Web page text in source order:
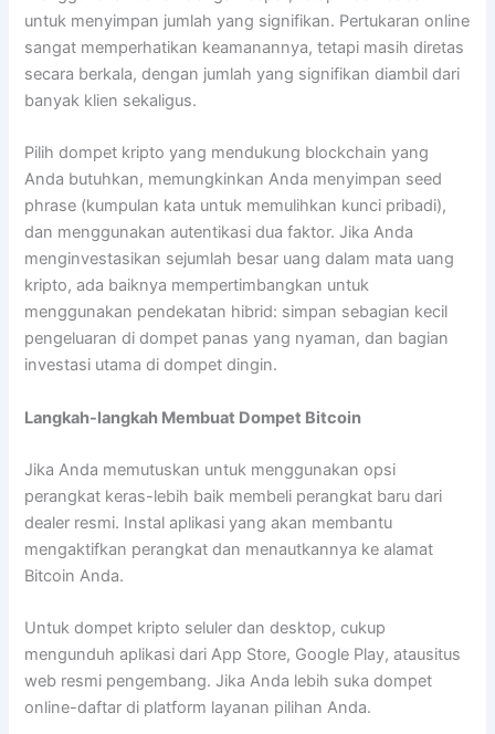
untuk menyimpan jumlah yang signifikan. Pertukaran online
sangat memperhatikan keamanannya, tetapi masih diretas
secara berkala, dengan jumlah yang signifikan diambil dari
banyak klien sekaligus.
Pilih dompet kripto yang mendukung blockchain yang
Anda butuhkan, memungkinkan Anda menyimpan seed
phrase (kumpulan kata untuk memulihkan kunci pribadi),
dan menggunakan autentikasi dua faktor. Jika Anda
menginvestasikan sejumlah besar uang dalam mata uang
kripto, ada baiknya mempertimbangkan untuk
menggunakan pendekatan hibrid: simpan sebagian kecil
pengeluaran di dompet panas yang nyaman, dan bagian
investasi utama di dompet dingin.
Langkah-langkah Membuat Dompet Bitcoin
Jika Anda memutuskan untuk menggunakan opsi
perangkat keras-lebih baik membeli perangkat baru dari
dealer resmi. Instal aplikasi yang akan membantu
mengaktifkan perangkat dan menautkannya ke alamat
Bitcoin Anda.
Untuk dompet kripto seluler dan desktop, cukup
mengunduh aplikasi dari App Store, Google Play, atausitus
web resmi pengembang. Jika Anda lebih suka dompet
online-daftar di platform layanan pilihan Anda.